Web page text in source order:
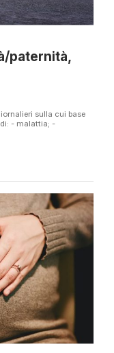
paternità,
sulla cui base
- malattia; -